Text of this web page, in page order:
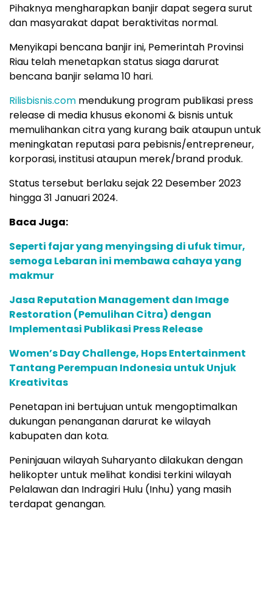
Pihaknya mengharapkan banjir dapat segera surut
dan masyarakat dapat beraktivitas normal.
Menyikapi bencana banjir ini, Pemerintah Provinsi
Riau telah menetapkan status siaga darurat
bencana banjir selama 10 hari.
Rilisbisnis.com mendukung program publikasi press
release di media khusus ekonomi & bisnis untuk
memulihankan citra yang kurang baik ataupun untuk
meningkatan reputasi para pebisnis/entrepreneur,
korporasi, institusi ataupun merek/brand produk.
Status tersebut berlaku sejak 22 Desember 2023
hingga 31 Januari 2024.
Baca Juga:
Seperti fajar yang menyingsing di ufuk timur,
semoga Lebaran ini membawa cahaya yang
makmur
Jasa Reputation Management dan Image
Restoration (Pemulihan Citra) dengan
Implementasi Publikasi Press Release
Women’s Day Challenge, Hops Entertainment
Tantang Perempuan Indonesia untuk Unjuk
Kreativitas
Penetapan ini bertujuan untuk mengoptimalkan
dukungan penanganan darurat ke wilayah
kabupaten dan kota.
Peninjauan wilayah Suharyanto dilakukan dengan
helikopter untuk melihat kondisi terkini wilayah
Pelalawan dan Indragiri Hulu (Inhu) yang masih
terdapat genangan.